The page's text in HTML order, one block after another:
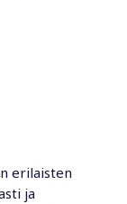
erilaisten
ja